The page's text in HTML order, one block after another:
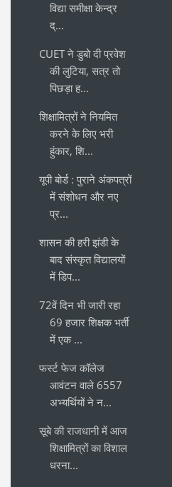
विद्या समीक्षा केन्द्र
द्...
CUET ने डुबो दी प्रवेश
की लुटिया, सत्र तो
पिछड़ा ह...
शिक्षामित्रों ने नियमित
करने के लिए भरी
हुंकार, शि...
यूपी बोर्ड : पुराने अंकपत्रों
में संशोधन और नए
प्र...
शासन की हरी झंडी के
बाद संस्कृत विद्यालयों
में डिप...
72वें दिन भी जारी रहा
69 हजार शिक्षक भर्ती
में एक ...
फर्स्ट फेज कॉलेज
आवंटन वाले 6557
अभ्यर्थियों ने न...
सूबे की राजधानी में आज
शिक्षामित्रों का विशाल
धरना...